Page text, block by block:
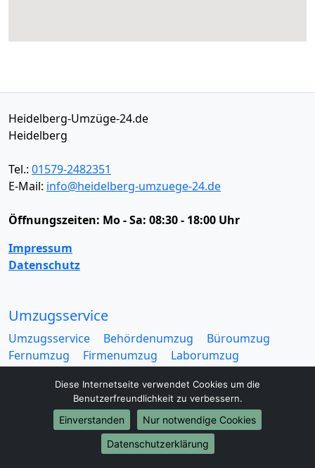
Heidelberg-Umzüge-24.de
Heidelberg
Tel.: 01579-2482351
E-Mail: info@heidelberg-umzuege-24.de
Öffnungszeiten: Mo - Sa: 08:30 - 18:00 Uhr
Impressum
Datenschutz
Umzugsservice
Umzugsservice Behördenumzug
Büroumzug
Fernumzug
Firmenumzug
Laborumzug
Seniorenumzug
Studentenumzug
Beiladung
Entrümpelung
Halteverbotszone
Klaviertransport
Haushaltsauflösung
Möbeltaxi
Möbelmitfahrzentrale
Umzugskartons
Diese Internetseite verwendet Cookies um die
Benutzerfreundlichkeit zu verbessern.
Einverstanden
Nur notwendige Cookies
Datenschutzerklärung